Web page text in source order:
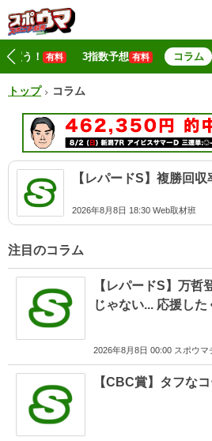
買う！ 有料 3指数予想 有料 コラム
トップ コラム
【レパードS】複勝回収
2026年8月8日 18:30 Web取材班
注目のコラム
【レパードS】万哲
じゃない... 応援した
2026年8月8日 00:00 スポウマ
【CBC賞】タフな